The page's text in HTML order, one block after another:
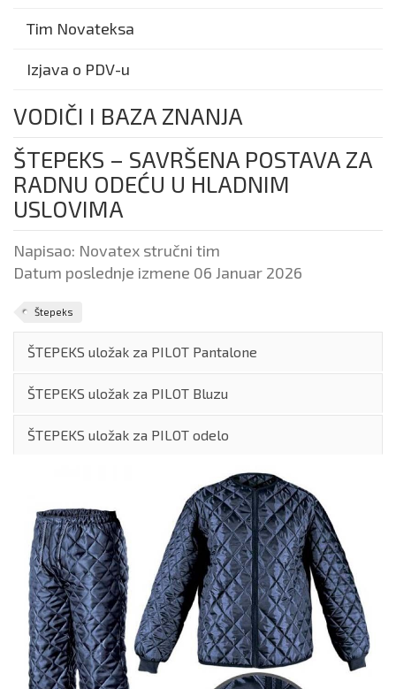
Tim Novateksa
Izjava o PDV-u
VODIČI I BAZA ZNANJA
ŠTEPEKS – SAVRŠENA POSTAVA ZA
RADNU ODEĆU U HLADNIM
USLOVIMA
Napisao: Novatex stručni tim
Datum poslednje izmene 06 Januar 2026
Štepeks
ŠTEPEKS uložak za PILOT Pantalone
ŠTEPEKS uložak za PILOT Bluzu
ŠTEPEKS uložak za PILOT odelo